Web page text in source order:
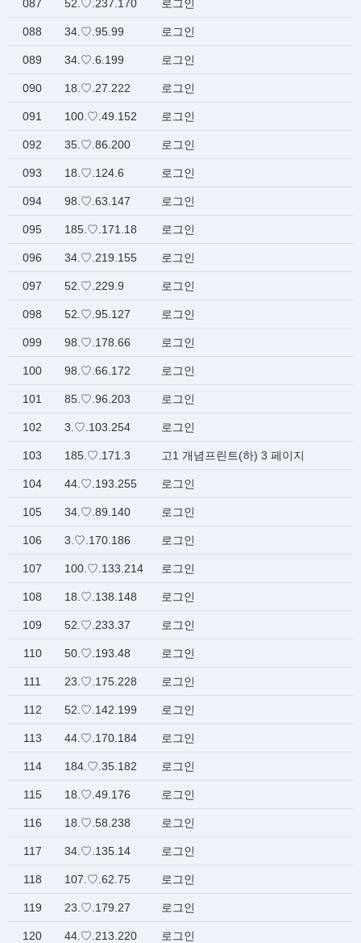
087 52.♡.237.170 로그인
088 34.♡.95.99 로그인
089 34.♡.6.199 로그인
090 18.♡.27.222 로그인
091 100.♡.49.152 로그인
092 35.♡.86.200 로그인
093 18.♡.124.6 로그인
094 98.♡.63.147 로그인
095 185.♡.171.18 로그인
096 34.♡.219.155 로그인
097 52.♡.229.9 로그인
098 52.♡.95.127 로그인
099 98.♡.178.66 로그인
100 98.♡.66.172 로그인
101 85.♡.96.203 로그인
102 3.♡.103.254 로그인
103 185.♡.171.3 고1 개념프린트(하) 3 페이지
104 44.♡.193.255 로그인
105 34.♡.89.140 로그인
106 3.♡.170.186 로그인
107 100.♡.133.214 로그인
108 18.♡.138.148 로그인
109 52.♡.233.37 로그인
110 50.♡.193.48 로그인
111 23.♡.175.228 로그인
112 52.♡.142.199 로그인
113 44.♡.170.184 로그인
114 184.♡.35.182 로그인
115 18.♡.49.176 로그인
116 18.♡.58.238 로그인
117 34.♡.135.14 로그인
118 107.♡.62.75 로그인
119 23.♡.179.27 로그인
120 44.♡.213.220 로그인